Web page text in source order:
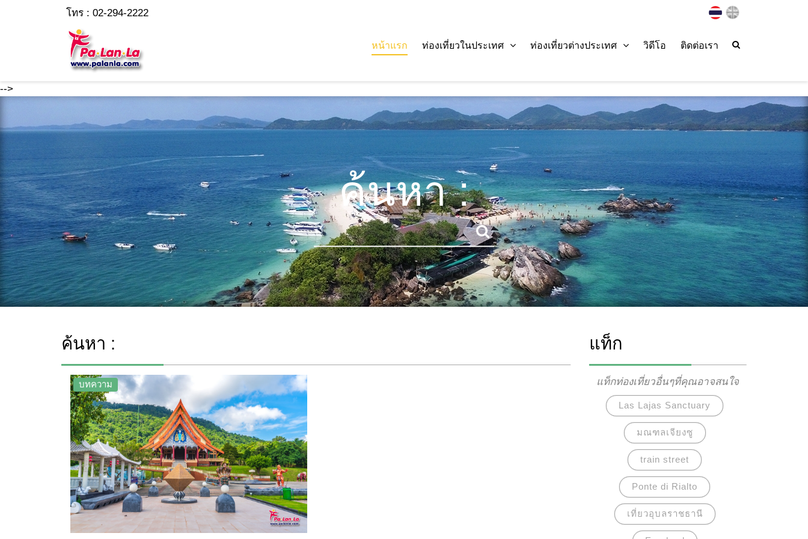
-->
โทร : 02-294-2222
หน้าแรก ท่องเที่ยวในประเทศ ท่องเที่ยวต่างประเทศ วิดีโอ ติดต่อเรา
ค้นหา :
ค้นหา :
บทความ
แท็ก
แท็กท่องเที่ยวอื่นๆที่คุณอาจสนใจ
Las Lajas Sanctuary
มณฑลเจียงซู
train street
Ponte di Rialto
เที่ยวอุบลราชธานี